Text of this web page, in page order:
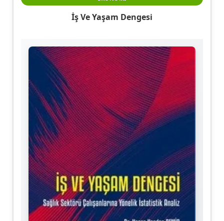
İş Ve Yaşam Dengesi